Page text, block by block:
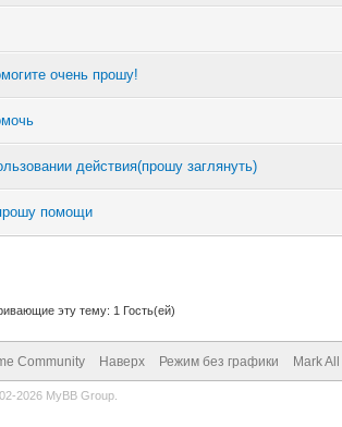
очень прошу!
действия(прошу заглянуть)
помощи
эту тему: 1 Гость(ей)
Community Наверх Режим без графики Mark
2026 MyBB Group